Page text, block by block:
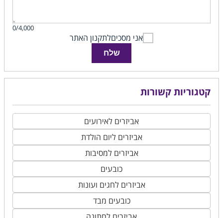
0/4,000
אני מסכיםלתקנון האתר
שלח
קטגוריות קשורות
אביזרים לאירועים
אביזרים ליום הולדת
אביזרים למסיבות
כובעים
אביזרים לחגים ועונות
כובעים מבד